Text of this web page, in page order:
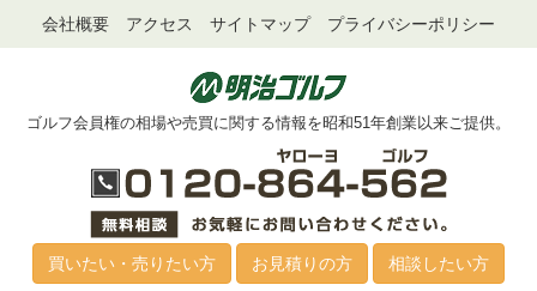
会社概要 アクセス サイトマップ プライバシーポリシー
ゴルフ会員権の相場や売買に関する情報を昭和51年創業以来ご提供。
買いたい・売りたい方 お見積りの方 相談したい方